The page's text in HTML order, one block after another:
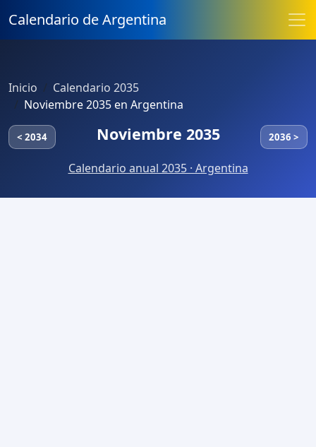
Calendario de Argentina
Inicio
Calendario 2035
Noviembre 2035 en Argentina
< 2034 Noviembre 2035 2036 >
Calendario anual 2035 · Argentina